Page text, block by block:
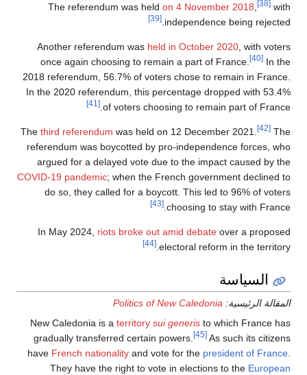
The referendum was heldon 4 November 2018,
with
independence being rejected.
[39]
Another referendum washeld in October 2020 , with voters
once again choosing to remain a part of France.
[40]In the
2018 referendum, 56.7% of voters chose to remain in France.
In the 2020 referendum, this percentage dropped with 53.4%
of voters choosing to remain part of France.
Thethird referendumwas held on 12 December 2021. [42]The
referendum was boycotted by pro-independence forces, who
argued for a delayed vote due to the impact caused by the
COVID-19 pandemic ; when the French government declined to
do so, they called for a boycott. This led to 96% of voters
choosing to stay with France.
In May 2024,riots broke out amid debateover a proposed
electoral reform in the territory.
السياسة
المقالة الرئيسية:Politics of New Caledonia
New Caledonia is aterritory sui generisto which France has
gradually transferred certain powers.
[45]As such its citizens
haveFrench nationalityand vote for thepresident of France
They have the right to vote in elections to theEuropean